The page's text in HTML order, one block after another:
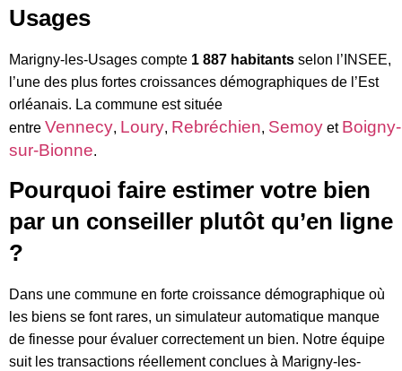
Usages
Marigny-les-Usages compte 1 887 habitants selon l’INSEE,
l’une des plus fortes croissances démographiques de l’Est
orléanais. La commune est située
entre Vennecy, Loury, Rebréchien, Semoy et Boigny-
sur-Bionne.
Pourquoi faire estimer votre bien
par un conseiller plutôt qu’en ligne
?
Dans une commune en forte croissance démographique où
les biens se font rares, un simulateur automatique manque
de finesse pour évaluer correctement un bien. Notre équipe
suit les transactions réellement conclues à Marigny-les-